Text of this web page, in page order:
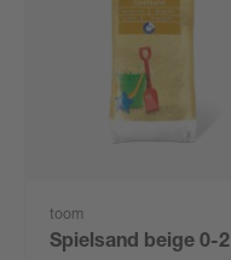
toom
Spielsand beige 0-2